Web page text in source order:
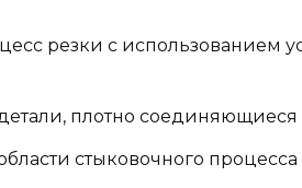
резки с использованием
плотно
стыковочного